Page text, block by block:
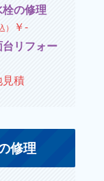
の修理
） ￥‐
リフォー
積
修理